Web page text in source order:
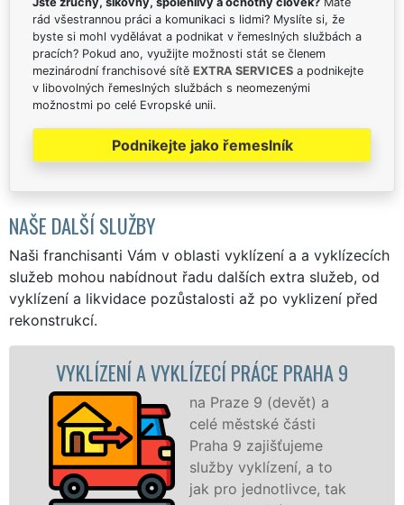
rád všestrannou práci a komunikaci s lidmi? Myslíte si, že
byste si mohl vydělávat a podnikat v řemeslných službách a
pracích? Pokud ano, využijte možnosti stát se členem
mezinárodní franchisové sítě EXTRA SERVICES a podnikejte
v libovolných řemeslných službách s neomezenými
možnostmi po celé Evropské unii.
Podnikejte jako řemeslník
NAŠE DALŠÍ SLUŽBY
Naši franchisanti Vám v oblasti vyklízení a a vyklízecích
služeb mohou nabídnout řadu dalších extra služeb, od
vyklízení a likvidace pozůstalosti až po vyklizení před
rekonstrukcí.
PRAHA 9
(devět) a
a to
tak
VYKLÍZECÍ PRÁCE A SLUŽBY
Společnost
VYKLÍZENÍ
prostřednictvím
franchisových
levné, přesto